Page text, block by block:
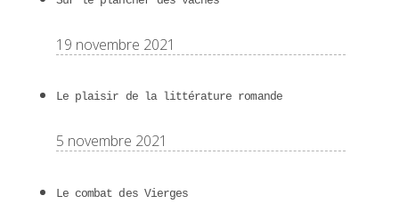
19 novembre 2021
Le plaisir de la littérature romande
5 novembre 2021
Le combat des Vierges